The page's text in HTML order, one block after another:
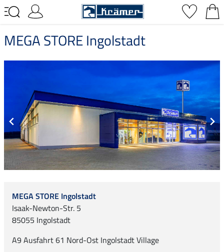
MEGA STORE Ingolstadt
MEGA STORE Ingolstadt
Isaak-Newton-Str. 5
85055 Ingolstadt
A9 Ausfahrt 61 Nord-Ost Ingolstadt Village